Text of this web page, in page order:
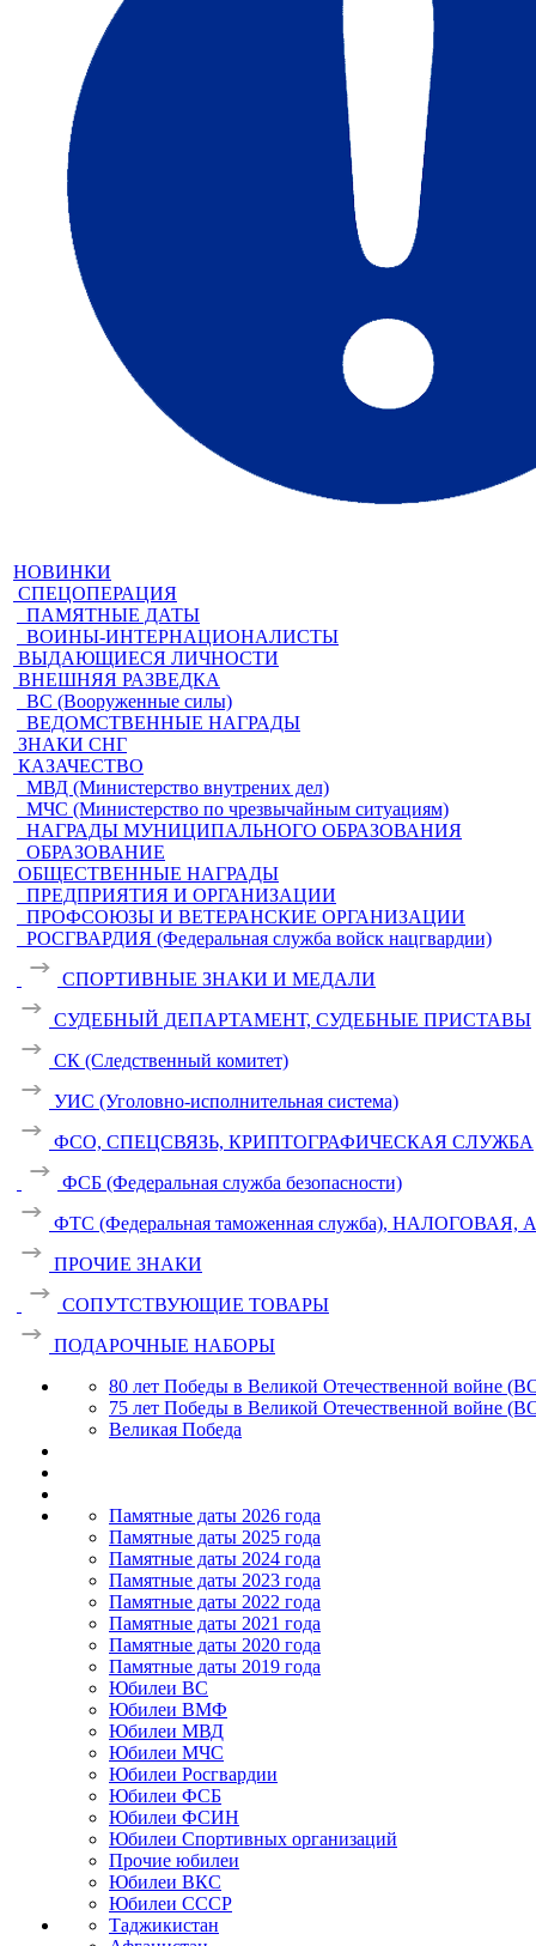
НОВИНКИ
СПЕЦОПЕРАЦИЯ
ПАМЯТНЫЕ ДАТЫ
ВОИНЫ-ИНТЕРНАЦИОНАЛИСТЫ
ВЫДАЮЩИЕСЯ ЛИЧНОСТИ
ВНЕШНЯЯ РАЗВЕДКА
ВС (Вооруженные силы)
ВЕДОМСТВЕННЫЕ НАГРАДЫ
ЗНАКИ СНГ
КАЗАЧЕСТВО
МВД (Министерство внутрених дел)
МЧС (Министерство по чрезвычайным ситуациям)
НАГРАДЫ МУНИЦИПАЛЬНОГО ОБРАЗОВАНИЯ
ОБРАЗОВАНИЕ
ОБЩЕСТВЕННЫЕ НАГРАДЫ
ПРЕДПРИЯТИЯ И ОРГАНИЗАЦИИ
ПРОФСОЮЗЫ И ВЕТЕРАНСКИЕ ОРГАНИЗАЦИИ
РОСГВАРДИЯ (Федеральная служба войск нацгвардии)
СПОРТИВНЫЕ ЗНАКИ И МЕДАЛИ
СУДЕБНЫЙ ДЕПАРТАМЕНТ, СУДЕБНЫЕ ПРИСТАВЫ
СК (Следственный комитет)
УИС (Уголовно-исполнительная система)
ФСО, СПЕЦСВЯЗЬ, КРИПТОГРАФИЧЕСКАЯ СЛУЖБА
ФСБ (Федеральная служба безопасности)
ФТС (Федеральная таможенная служба),
ПРОЧИЕ ЗНАКИ
СОПУТСТВУЮЩИЕ ТОВАРЫ
ПОДАРОЧНЫЕ НАБОРЫ
80 лет Победы в Великой Отечественной войне
75 лет Победы в Великой Отечественной войне
Великая Победа
Памятные даты 2026 года
Памятные даты 2025 года
Памятные даты 2024 года
Памятные даты 2023 года
Памятные даты 2022 года
Памятные даты 2021 года
Памятные даты 2020 года
Памятные даты 2019 года
Юбилеи ВС
Юбилеи ВМФ
Юбилеи МВД
Юбилеи МЧС
Юбилеи Росгвардии
Юбилеи ФСБ
Юбилеи ФСИН
Юбилеи Спортивных организаций
Прочие юбилеи
Юбилеи ВКС
Юбилеи СССР
Таджикистан